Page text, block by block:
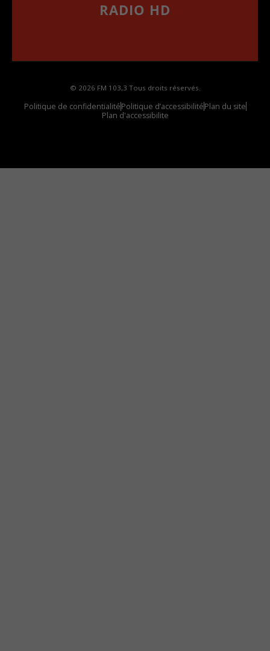
RADIO HD
© 2026 FM 103,3 Tous droits réservés.
Politique de confidentialitéPolitique d’accessibilitéPlan du site
Plan d'accessibilite